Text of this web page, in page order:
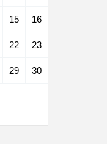
15 16
22 23
29 30